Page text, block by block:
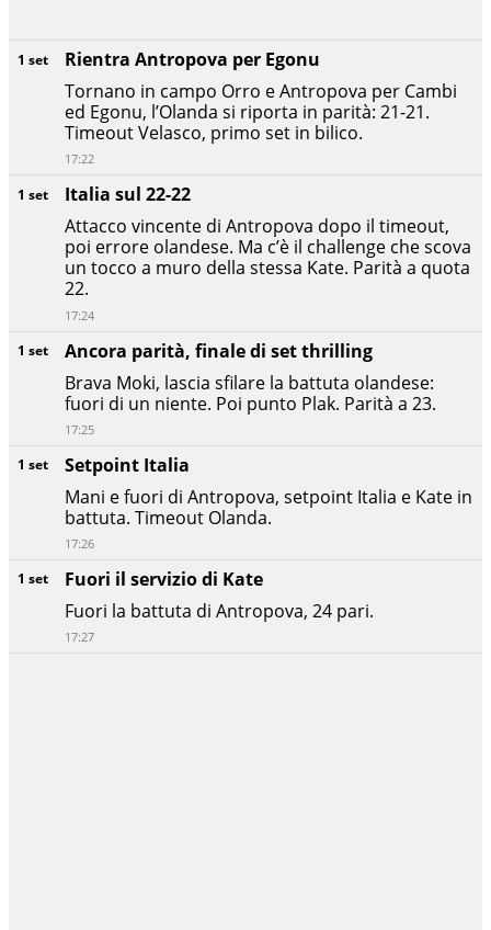
1 set
Fuori il servizio di Kate
Fuori la battuta di Antropova, 24 pari.
17:27
1 set
Setpoint Italia
Mani e fuori di Antropova, setpoint Italia e Kate in
battuta. Timeout Olanda.
17:26
1 set
Ancora parità, finale di set thrilling
Brava Moki, lascia sfilare la battuta olandese:
fuori di un niente. Poi punto Plak. Parità a 23.
17:25
1 set
Italia sul 22-22
Attacco vincente di Antropova dopo il timeout,
poi errore olandese. Ma c’è il challenge che scova
un tocco a muro della stessa Kate. Parità a quota
22.
17:24
1 set
Rientra Antropova per Egonu
Tornano in campo Orro e Antropova per Cambi
ed Egonu, l’Olanda si riporta in parità: 21-21.
Timeout Velasco, primo set in bilico.
17:22